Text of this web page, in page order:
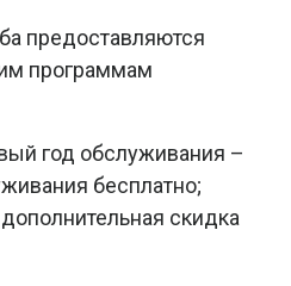
предоставляются
программам
год обслуживания –
бесплатно;
скидка